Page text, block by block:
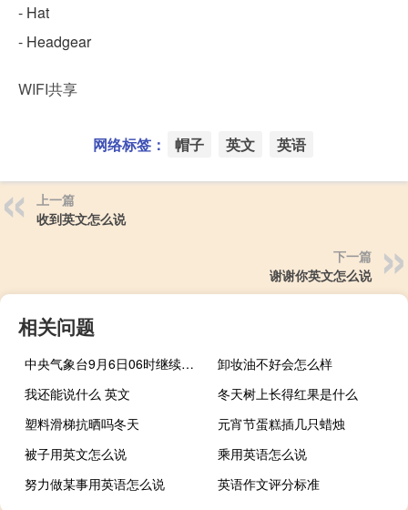
- Hat
- Headgear
WIFI共享
网络标签： 帽子 英文 英语
上一篇
收到英文怎么说
下一篇
谢谢你英文怎么说
相关问题
中央气象台9月6日06时继续发布暴雨黄色预警
卸妆油不好会怎么样
我还能说什么 英文
冬天树上长得红果是什么
塑料滑梯抗晒吗冬天
元宵节蛋糕插几只蜡烛
被子用英文怎么说
乘用英语怎么说
努力做某事用英语怎么说
英语作文评分标准